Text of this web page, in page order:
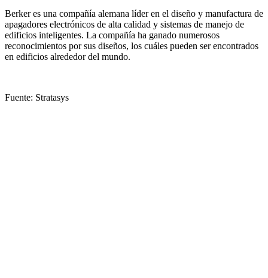
Berker es una compañía alemana líder en el diseño y manufactura de
apagadores electrónicos de alta calidad y sistemas de manejo de
edificios inteligentes. La compañía ha ganado numerosos
reconocimientos por sus diseños, los cuáles pueden ser encontrados
en edificios alrededor del mundo.
Fuente: Stratasys